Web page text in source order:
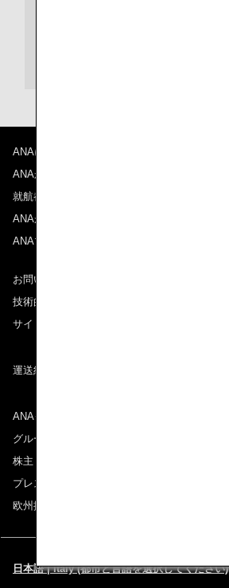
ANAについて
ANAからのお知らせ
就航都市
ANAがお約束する体験
ANAマイレージクラブ
お問い合わせ
技術的なお問い合わせ（推奨環境）
サイトマップ
運送約款
ANAグループについて
グループ企業一覧
株主・投資家情報
プレスリリース
欧州採用情報
日本語 | Italy (都市と言語を選択してください)